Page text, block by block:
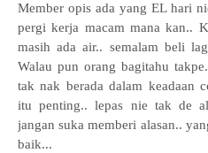
Member opis ada yang EL hari
pergi kerja macam mana kan..
masih ada air.. semalam beli
Walau pun orang bagitahu
tak nak berada dalam keadaan
itu penting.. lepas nie tak de
jangan suka memberi alasan..
baik...